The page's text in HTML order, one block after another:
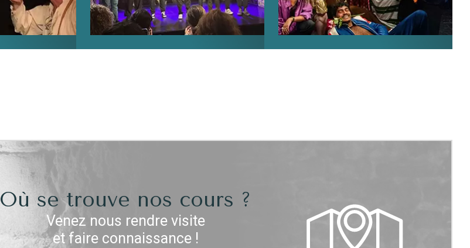
Où se trouve nos cours ?
Venez nous rendre visite
et faire connaissance !